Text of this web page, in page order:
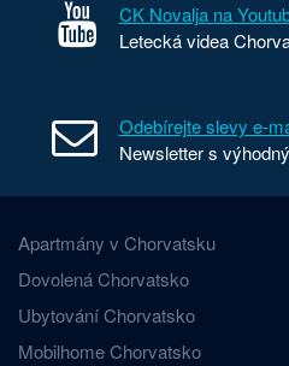
CK Novalja na
Letecká videa
Odebírejte slevy e-
Newsletter s
Apartmány v Chorvatsku
Dovolená Chorvatsko
Ubytování Chorvatsko
Mobilhome Chorvatsko